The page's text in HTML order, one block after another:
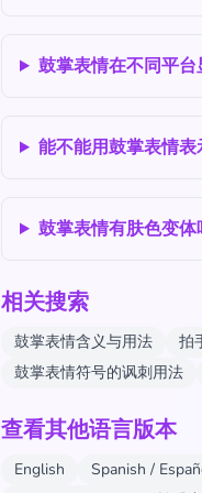
鼓掌表情在不同平台
能不能用鼓掌表情表
鼓掌表情有肤色变体
相关搜索
鼓掌表情含义与用法 拍
鼓掌表情符号的讽刺用法
查看其他语言版本
English Spanish /